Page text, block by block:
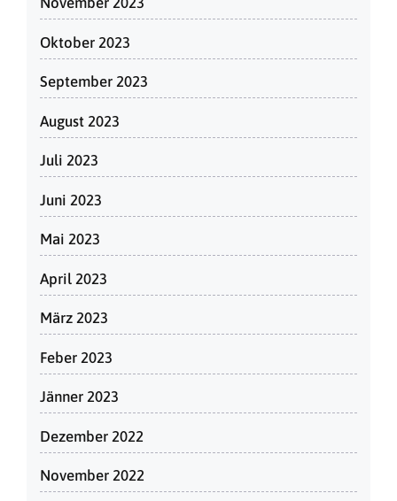
Oktober 2023
September 2023
August 2023
Juli 2023
Juni 2023
Mai 2023
April 2023
März 2023
Feber 2023
Jänner 2023
Dezember 2022
November 2022